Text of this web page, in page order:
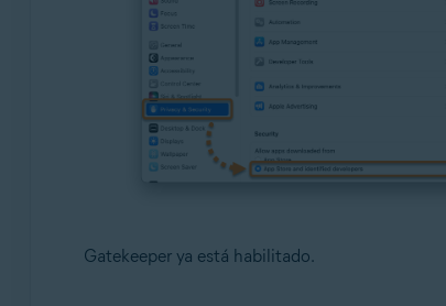
Gatekeeper ya está habilitado.